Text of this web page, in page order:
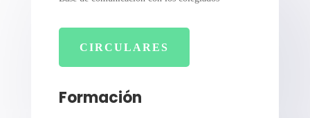
CIRCULARES
Formación